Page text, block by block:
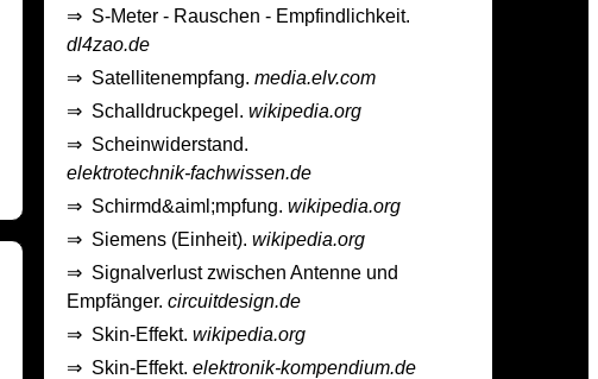
⇒ S-Meter - Rauschen - Empfindlichkeit.
dl4zao.de
⇒ Satellitenempfang.media.elv.com
⇒ Schalldruckpegel.wikipedia.org
⇒ Scheinwiderstand.
elektrotechnik-fachwissen.de
⇒ Schirmd&aiml;mpfung.wikipedia.org
⇒ Siemens (Einheit).wikipedia.org
⇒ Signalverlust zwischen Antenne und
Empfänger.circuitdesign.de
⇒ Skin-Effekt.wikipedia.org
⇒ Skin-Effekt.elektronik-kompendium.de